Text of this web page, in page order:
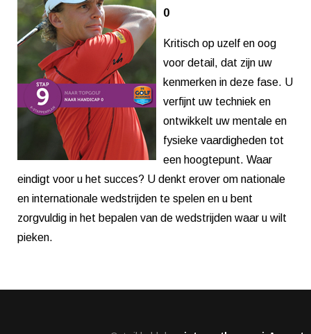
0
Kritisch op uzelf en oog
voor detail, dat zijn uw
kenmerken in deze fase. U
verfijnt uw techniek en
ontwikkelt uw mentale en
fysieke vaardigheden tot
een hoogtepunt. Waar
eindigt voor u het succes? U denkt erover om nationale
en internationale wedstrijden te spelen en u bent
zorgvuldig in het bepalen van de wedstrijden waar u wilt
pieken.